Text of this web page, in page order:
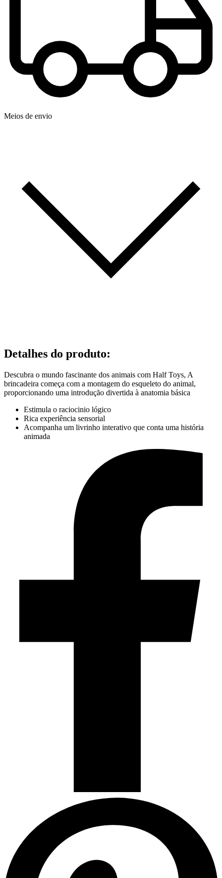
Meios de envio
Detalhes do produto:
Descubra o mundo fascinante dos animais com Half Toys, A
brincadeira começa com a montagem do esqueleto do animal,
proporcionando uma introdução divertida à anatomia básica
Estimula o raciocinio lógico
Rica experiência sensorial
Acompanha um livrinho interativo que conta uma história
animada